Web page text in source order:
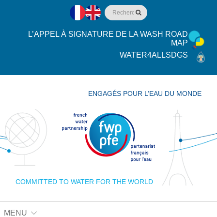
L’APPEL À SIGNATURE DE LA WASH ROAD
MAP
WATER4ALLSDGS
COMMITTED TO WATER FOR THE WORLD
ENGAGÉS POUR L’EAU DU MONDE
MENU